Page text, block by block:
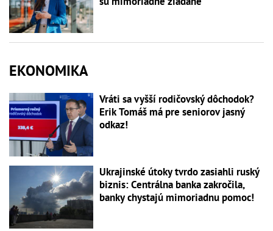
EKONOMIKA
Vráti sa vyšší rodičovský dôchodok?
Erik Tomáš má pre seniorov jasný
odkaz!
Ukrajinské útoky tvrdo zasiahli ruský
biznis: Centrálna banka zakročila,
banky chystajú mimoriadnu pomoc!